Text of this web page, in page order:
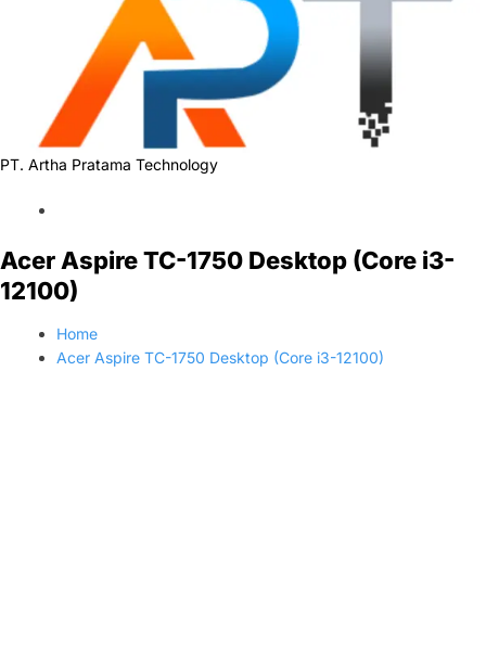
PT. Artha Pratama Technology
Acer Aspire TC-1750 Desktop (Core i3-
12100)
Home
Acer Aspire TC-1750 Desktop (Core i3-12100)